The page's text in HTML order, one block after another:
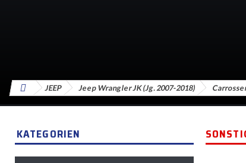
JEEP Jeep Wrangler JK (Jg. 2007-2018)
KATEGORIEN